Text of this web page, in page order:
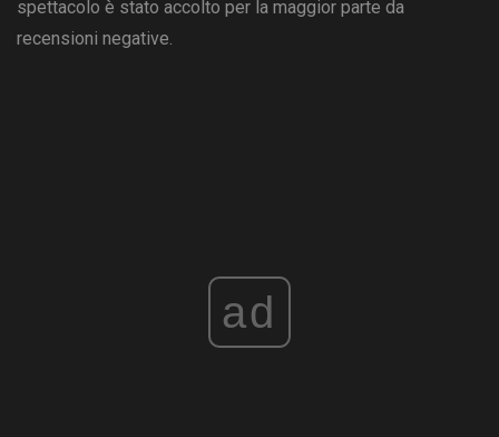
spettacolo è stato accolto per la maggior parte da
recensioni negative.
ad